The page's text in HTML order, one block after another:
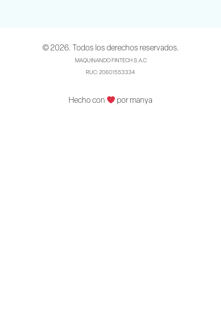
© 2026. Todos los derechos reservados.
MAQUINANDO FINTECH S.A.C
RUC: 20601553334
Hecho con por manya